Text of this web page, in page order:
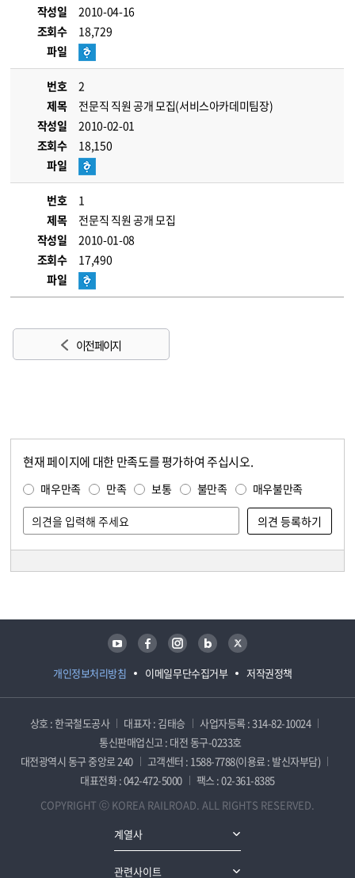
작성일
2010-04-16
조회수
18,729
파일
번호
2
제목
전문직 직원 공개 모집(서비스아카데미팀장)
작성일
2010-02-01
조회수
18,150
파일
번호
1
제목
전문직 직원 공개 모집
작성일
2010-01-08
조회수
17,490
파일
이전 페이지
현재 페이지에 대한 만족도를 평가하여 주십시오.
매우만족 만족 보통 불만족 매우불만족
개인정보처리방침 이메일무단수집거부 저작권정책
유튜브 페이스북 인스타그램 블로그 트위터
상호 : 한국철도공사 대표자 : 김태승
사업자등록 : 314-82-10024
통신판매업신고 : 대전 동구-0233호
대전광역시 동구 중앙로 240
고객센터 : 1588-7788(이용료 : 발신자부담)
대표전화 : 042-472-5000
팩스 : 02-361-8385
COPYRIGHT ⓒ KOREA RAILROAD. ALL RIGHTS RESERVED.
계열사
관련사이트